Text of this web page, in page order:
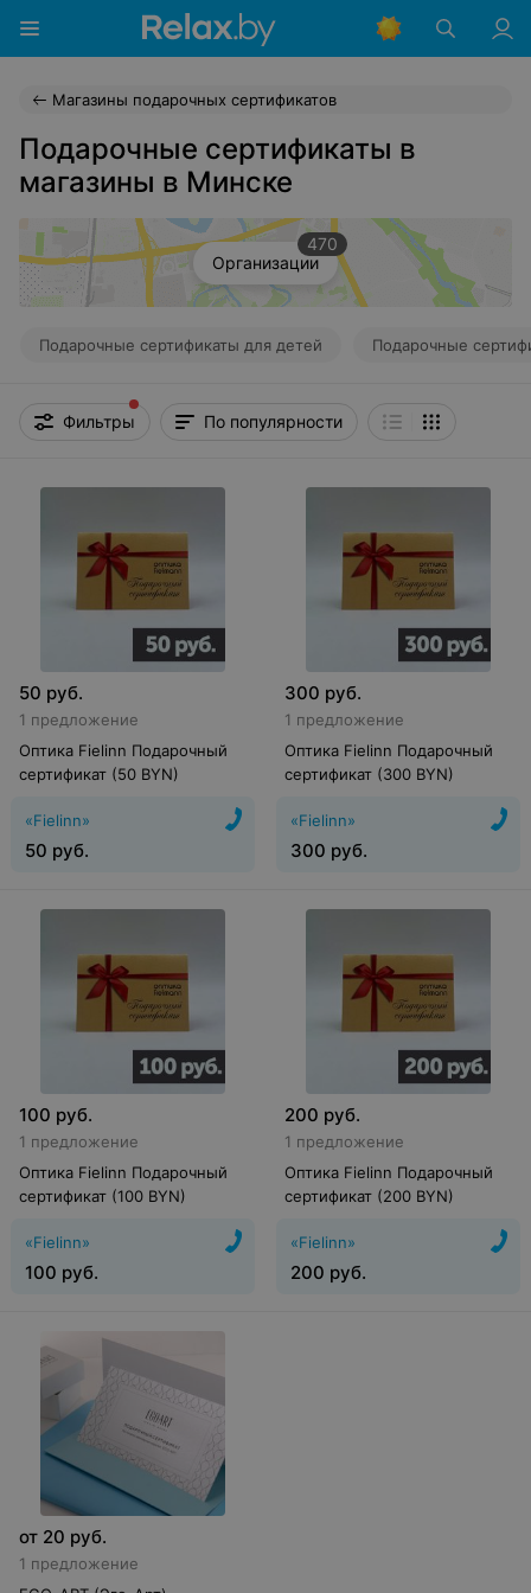
Магазины подарочных сертификатов
Подарочные сертификаты в
магазины в Минске
Организации
470
Подарочные сертификаты для детей Подарочные
Фильтры По популярности
50 руб.
1 предложение
Оптика Fielinn Подарочный
сертификат (50 BYN)
«Fielinn»
50 руб.
300 руб.
1 предложение
Оптика Fielinn Подарочный
сертификат (300 BYN)
«Fielinn»
300 руб.
100 руб.
1 предложение
Оптика Fielinn Подарочный
сертификат (100 BYN)
«Fielinn»
100 руб.
200 руб.
1 предложение
Оптика Fielinn Подарочный
сертификат (200 BYN)
«Fielinn»
200 руб.
от 20 руб.
1 предложение